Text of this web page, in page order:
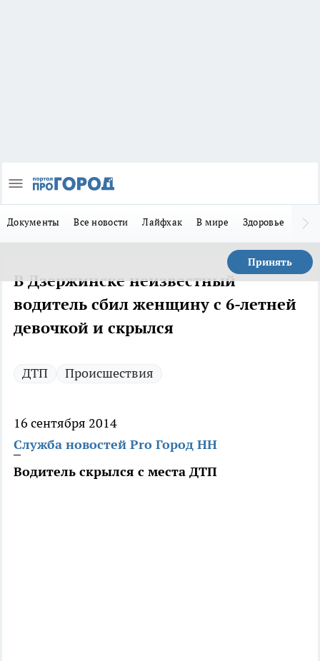
Документы Все новости Лайфхак В мире Здоровье
Принять
В Дзержинске неизвестный
водитель сбил женщину с 6-летней
девочкой и скрылся
ДТП Происшествия
16 сентября 2014
Служба новостей Pro Город НН
Водитель скрылся с места ДТП